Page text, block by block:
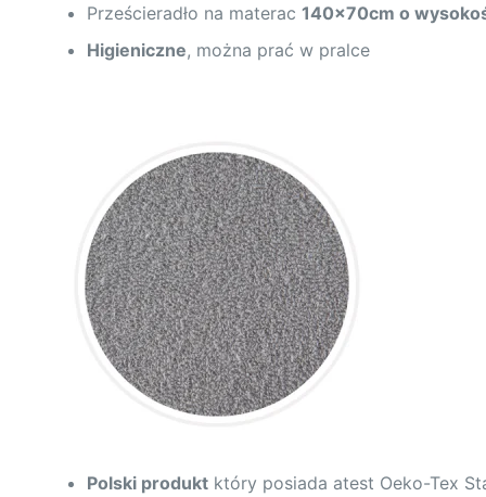
Prześcieradło na materac 140x70cm o
Higieniczne, można prać w pralce
Polski produktktóry posiada atest Oeko-Tex